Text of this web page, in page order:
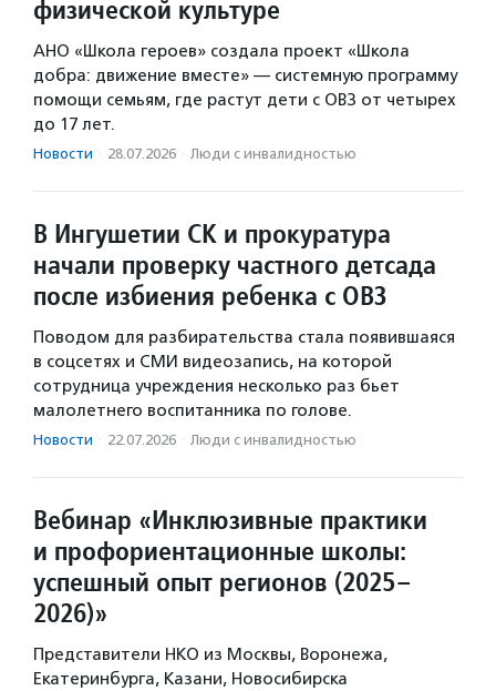
физической культуре
АНО «Школа героев» создала проект «Школа
добра: движение вместе» — системную программу
помощи семьям, где растут дети с ОВЗ от четырех
до 17 лет.
Новости · 28.07.2026 · Люди с инвалидностью
В Ингушетии СК и прокуратура
начали проверку частного детсада
после избиения ребенка с ОВЗ
Поводом для разбирательства стала появившаяся
в соцсетях и СМИ видеозапись, на которой
сотрудница учреждения несколько раз бьет
малолетнего воспитанника по голове.
Новости · 22.07.2026 · Люди с инвалидностью
Вебинар «Инклюзивные практики
и профориентационные школы:
успешный опыт регионов (2025–
2026)»
Представители НКО из Москвы, Воронежа,
Екатеринбурга, Казани, Новосибирска